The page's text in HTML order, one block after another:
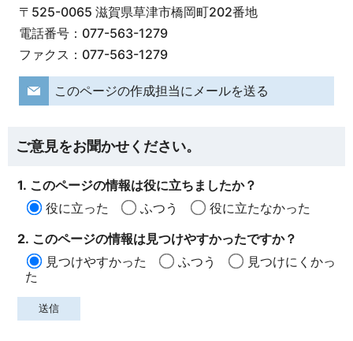
〒525-0065 滋賀県草津市橋岡町202番地
電話番号：077-563-1279
ファクス：077-563-1279
このページの作成担当にメールを送る
ご意見をお聞かせください。
1. このページの情報は役に立ちましたか？
役に立った
ふつう
役に立たなかった
2. このページの情報は見つけやすかったですか？
見つけやすかった
ふつう
見つけにくかっ
た